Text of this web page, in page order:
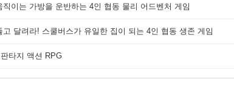
이는 가방을 운반하는 4인 협동 물리 어드벤처 게임
고 달려라! 스쿨버스가 유일한 집이 되는 4인 협동 생존 게임
타지 액션 RPG